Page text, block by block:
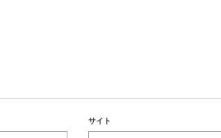
サイト